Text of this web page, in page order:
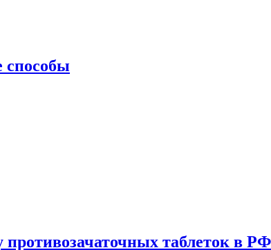
способы
таблеток в РФ